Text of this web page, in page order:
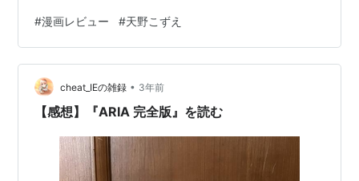
す。今の絵柄とは大分違いますが、『浪漫倶楽部』を読
んでいた自分からすれば懐かしいんですよね。商業誌デ
ビュー作の「前夜祭」もいいし、「刹那の夏」もすごく
いいです。ただ個人的には、やっぱり短編集のタイトル
にもなった「夢空界」が一番好きです。 あらすじ 演劇部
#漫画レビュー #天野こずえ
cheat_IEの雑録 • 3年前
【感想】『ARIA 完全版』を読む